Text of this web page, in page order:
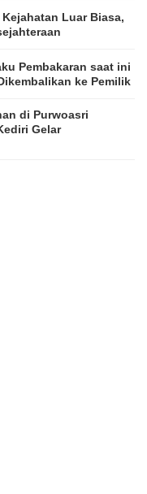
Luar Biasa,
Pembakaran saat ini
ke Pemilik
di Purwoasri
Gelar